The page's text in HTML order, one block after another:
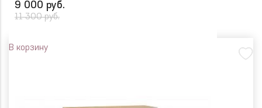
9 000 руб.
11 300 руб.
В корзину